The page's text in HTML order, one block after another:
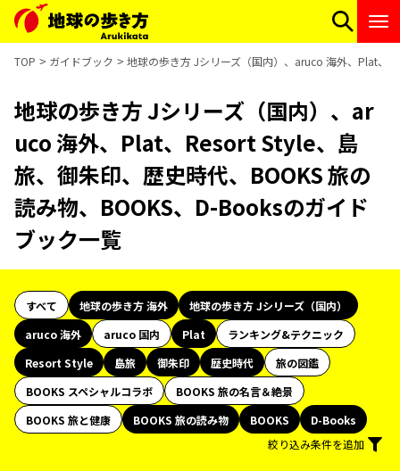
TOP ガイドブック 地球の歩き方 Jシリーズ（国内）、aruco 海外、Plat、
地球の歩き方 Jシリーズ（国内）、ar
uco 海外、Plat、Resort Style、島
旅、御朱印、歴史時代、BOOKS 旅の
読み物、BOOKS、D-Booksのガイド
ブック一覧
すべて 地球の歩き方 海外
地球の歩き方 Jシリーズ（国内）
aruco 海外
aruco 国内 Plat
ランキング&テクニック
Resort Style
島旅 御朱印 歴史時代
旅の図鑑
BOOKS スペシャルコラボ
BOOKS 旅の名言＆絶景
BOOKS 旅と健康
BOOKS 旅の読み物 BOOKS
D-Books
絞り込み条件を追加